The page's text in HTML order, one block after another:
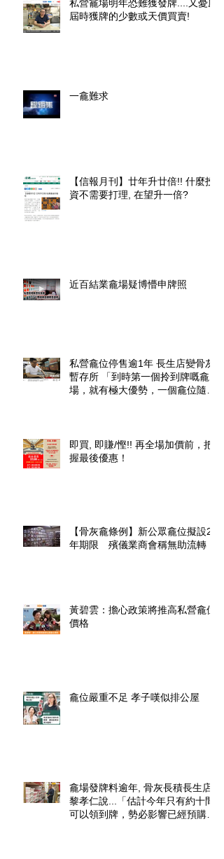
私營龕場明年恐難獲發牌....又憂慮
屆時獲牌的少數或天價買賣!
一龕難求
【信報月刊】廿年升廿倍!! 什麼投
資不需要打理, 在望升一倍?
近百結業龕場疑博懵申牌照
私營龕位停售逾1年 長生店變骨灰
暫存所 「到時第一個拎到牌嘅龕
場，就有極大優勢，一個龕位隨時
即買, 即賺/慳!! 再全場加價前，把
握最後優惠！
【骨灰龕條例】新公眾龕位擬設20
年期限 殯儀業商會稱無助流轉
黃碧雲：擔心政策將推高私營龕位
價格
龕位嚴重不足 孝子嘆似排公屋
龕場發牌料逾年, 骨灰長積長生店.
黎孝仁說...「估計今年只有約十間
可以領到牌，勢必影響已經預購了